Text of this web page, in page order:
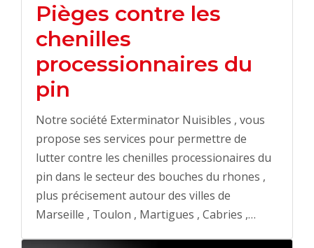
Pièges contre les
chenilles
processionnaires du
pin
Notre société Exterminator Nuisibles , vous
propose ses services pour permettre de
lutter contre les chenilles processionaires du
pin dans le secteur des bouches du rhones ,
plus précisement autour des villes de
Marseille , Toulon , Martigues , Cabries ,…